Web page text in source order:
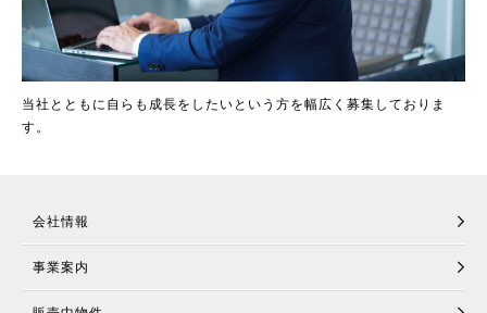
当社とともに自らも成長をしたいという方を幅広く募集しておりま
す。
会社情報
事業案内